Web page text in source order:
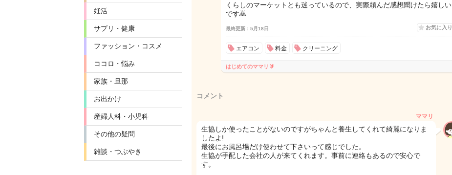
妊活
サプリ・健康
ファッション・コスメ
ココロ・悩み
家族・旦那
お出かけ
産婦人科・小児科
その他の疑問
雑談・つぶやき
くらしのマーケットとも迷っているので、実際頼んだ感想聞けたら嬉しい
です🙇
最終更新：5月18日 お気に入り
エアコン 料金 クリーニング
はじめてのママリ🔰
コメント
ママリ
生協しか使ったことがないのですがちゃんと養生してくれて綺麗になりま
したよ!
最後にお風呂場だけ使わせて下さいって感じでした。
生協が手配した会社の人が来てくれます。事前に連絡もあるので安心で
す。